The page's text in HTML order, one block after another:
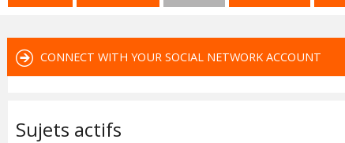
CONNECT WITH YOUR SOCIAL NETWORK ACCOUNT
Sujets actifs